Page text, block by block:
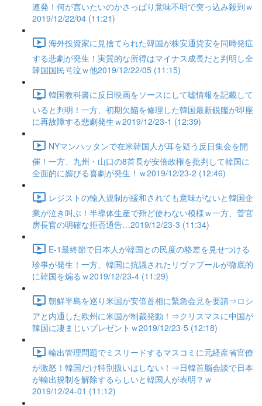
連発！何が言いたいのかさっぱり意味不明で突っ込み殺到ｗ
2019/12/22/04 (11:21)
海外投資家に見捨てられた韓国が株安通貨安を同時発症
する悲劇が発生！実質的な所得はマイナス成長だと判明し全
韓国国民号泣ｗ他2019/12/22/05 (11:15)
韓国教科書に反日映画をソースにして嘘情報を記載して
いると判明！一方、初期欠陥を修理した韓国最新鋭艦が即座
に再故障する悲劇発生ｗ2019/12/23-1 (12:39)
NYマンハッタンで在米韓国人が耳を疑う反日集会を開
催！一方、九州・山口の8首長が安倍政権を批判して韓国に
全面的に媚びる喜劇が発生！ｗ2019/12/23-2 (12:46)
レジストの輸入規制が緩和されても意味がないと韓国企
業が泣き叫ぶ！半導体生産で殆ど使わない模様ｗ一方、菅官
房長官の明確な拒否通告…2019/12/23-3 (11:34)
E-1最終節で日本人が韓国との民度の格差を見せつける
珍事が発生！一方、韓国に抗議されたリヴァプールが徹底的
に韓国を煽るｗ2019/12/23-4 (11:29)
朝鮮半島を巡り米国が安倍首相に緊急会見を要請⇒ロシ
アと内通した欧州に米国が制裁発動！⇒クリスマスに中国が
韓国に凄まじいプレゼントｗ2019/12/23-5 (12:18)
輸出管理問題でミスリードするマスコミに元経産省官僚
が激怒！韓国だけ特別扱いはしない！⇒日韓首脳会談で日本
が輸出規制を解除するらしいと韓国人が表明？ｗ
2019/12/24-01 (11:12)